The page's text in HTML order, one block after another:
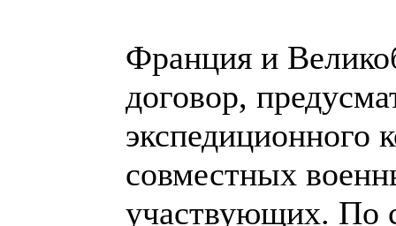
Франция и
договор,
экспедиционного
совместных
участвующих. По